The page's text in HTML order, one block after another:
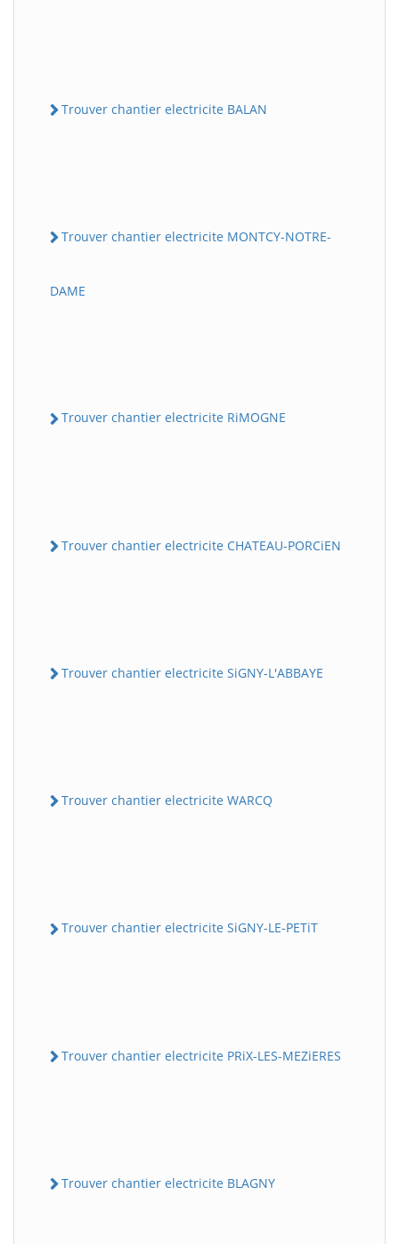
Trouver chantier electricite BALAN
Trouver chantier electricite MONTCY-NOTRE-
DAME
Trouver chantier electricite RiMOGNE
Trouver chantier electricite CHATEAU-PORCiEN
Trouver chantier electricite SiGNY-L'ABBAYE
Trouver chantier electricite WARCQ
Trouver chantier electricite SiGNY-LE-PETiT
Trouver chantier electricite PRiX-LES-MEZiERES
Trouver chantier electricite BLAGNY